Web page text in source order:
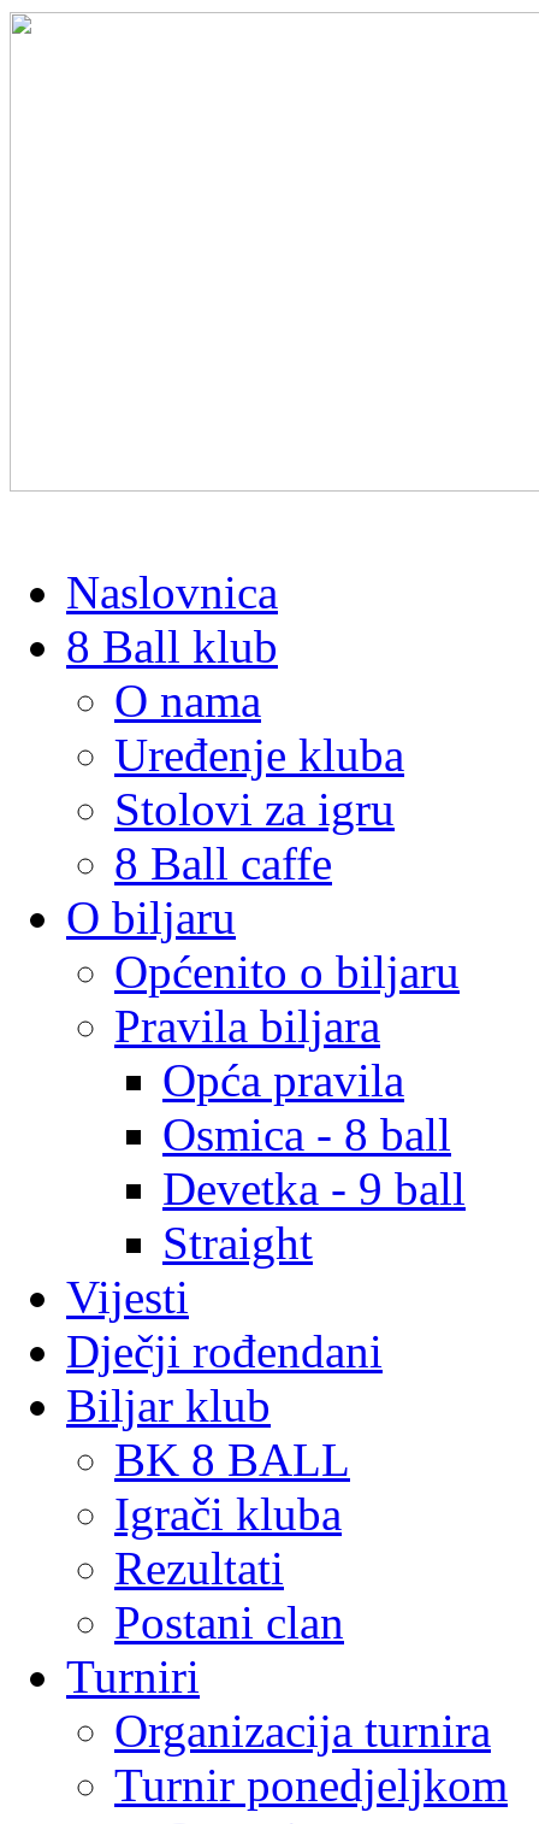
Naslovnica
8 Ball klub
O nama
Uređenje kluba
Stolovi za igru
8 Ball caffe
O biljaru
Općenito o biljaru
Pravila biljara
Opća pravila
Osmica - 8 ball
Devetka - 9 ball
Straight
Vijesti
Dječji rođendani
Biljar klub
BK 8 BALL
Igrači kluba
Rezultati
Postani clan
Turniri
Organizacija turnira
Turnir ponedjeljkom